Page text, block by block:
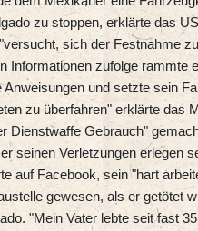
zu stoppen, erklärte das
sich der Festnahme
Informationen zufolge rammte
und setzte sein
zu überfahren" erklärte das
Dienstwaffe Gebrauch"
seinen Verletzungen erlegen
auf Facebook, sein "hart
gewesen, als er getötet
"Mein Vater lebte seit fast